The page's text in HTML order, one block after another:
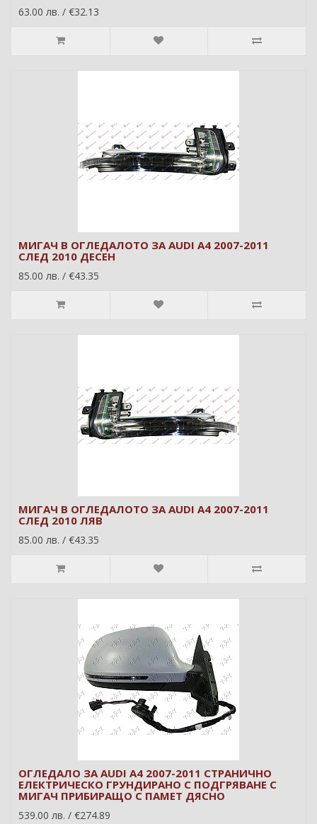
63.00 лв. / €32.13
МИГАЧ В ОГЛЕДАЛОТО ЗА AUDI A4 2007-2011
СЛЕД 2010 ДЕСЕН
85.00 лв. / €43.35
МИГАЧ В ОГЛЕДАЛОТО ЗА AUDI A4 2007-2011
СЛЕД 2010 ЛЯВ
85.00 лв. / €43.35
ОГЛЕДАЛО ЗА AUDI A4 2007-2011 СТРАНИЧНО
ЕЛЕКТРИЧЕСКО ГРУНДИРАНО С ПОДГРЯВАНЕ С
МИГАЧ ПРИБИРАЩО С ПАМЕТ ДЯСНО
539.00 лв. / €274.89